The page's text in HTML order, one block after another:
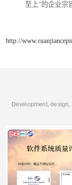
至上”的企业宗
http://
Development,